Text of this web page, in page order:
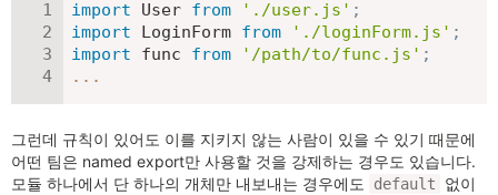
import User from './user.js' ;
import LoginForm from './loginForm.js' ;
import func from '/path/to/func.js' ;
...
그런데 규칙이 있어도 이를 지키지 않는 사람이 있을 수 있기 때문에
어떤 팀은 named export만 사용할 것을 강제하는 경우도 있습니다.
모듈 하나에서 단 하나의 개체만 내보내는 경우에도
default
없이